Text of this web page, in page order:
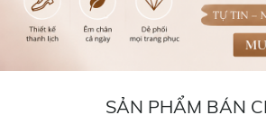
SẢN PHẨM BÁN